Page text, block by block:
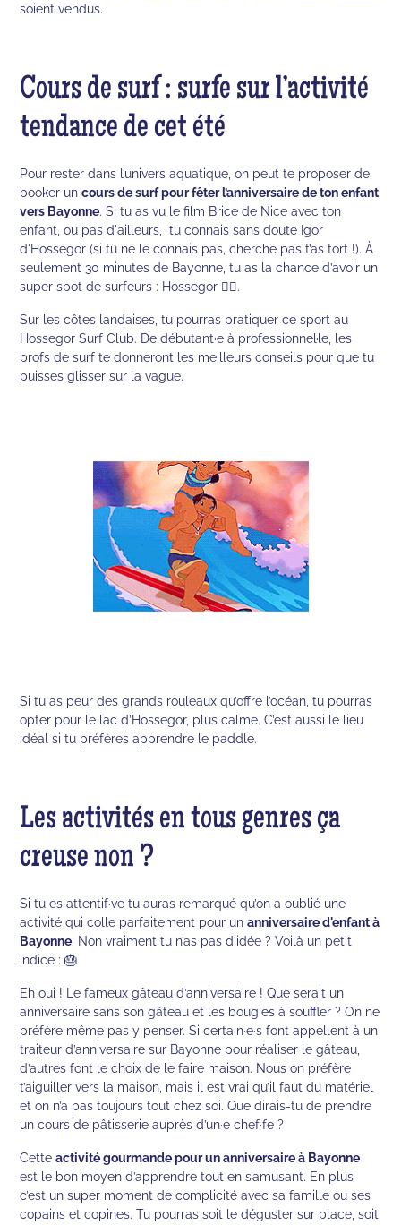
soient vendus.
Cours de surf : surfe sur l’activité
tendance de cet été
Pour rester dans l’univers aquatique, on peut te proposer de
booker uncours de surf pour fêter l’anniversaire de ton enfant
vers Bayonne. Si tu as vu le film Brice de Nice avec ton
enfant, ou pas d'ailleurs, tu connais sans doute Igor
d'Hossegor (si tu ne le connais pas, cherche pas t’as tort !). À
seulement 30 minutes de Bayonne, tu as la chance d’avoir un
super spot de surfeurs : Hossegor 🏄‍♀️.
Sur les côtes landaises, tu pourras pratiquer ce sport au
Hossegor Surf Club. De débutant·e à professionnel·le, les
profs de surf te donneront les meilleurs conseils pour que tu
puisses glisser sur la vague.
Si tu as peur des grands rouleaux qu’offre l’océan, tu pourras
opter pour le lac d’Hossegor, plus calme. C’est aussi le lieu
idéal si tu préfères apprendre le paddle.
Les activités en tous genres ça
creuse non ?
Si tu es attentif·ve tu auras remarqué qu’on a oublié une
activité qui colle parfaitement pour unanniversaire d'enfant à
Bayonne. Non vraiment tu n’as pas d’idée ? Voilà un petit
indice : 🎂
Eh oui ! Le fameux gâteau d’anniversaire ! Que serait un
anniversaire sans son gâteau et les bougies à souffler ? On ne
préfère même pas y penser. Si certain·e·s font appellent à un
traiteur d’anniversaire sur Bayonne pour réaliser le gâteau,
d’autres font le choix de le faire maison. Nous on préfère
t’aiguiller vers la maison, mais il est vrai qu’il faut du matériel
et on n’a pas toujours tout chez soi. Que dirais-tu de prendre
un cours de pâtisserie auprès d’un·e chef·fe ?
Cetteactivité gourmande pour un anniversaire à Bayonne
est le bon moyen d’apprendre tout en s’amusant. En plus
c’est un super moment de complicité avec sa famille ou ses
copains et copines. Tu pourras soit le déguster sur place, soit